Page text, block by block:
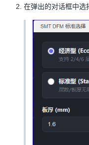
在弹出的对话框中选